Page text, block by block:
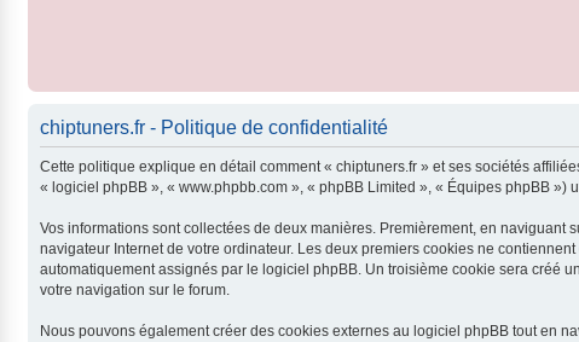
chiptuners.fr - Politique de confidentialité
Cette politique explique en détail comment « chiptuners.fr » et ses sociétés
« logiciel phpBB », « www.phpbb.com », « phpBB Limited », « Équipes phpBB
Vos informations sont collectées de deux manières. Premièrement, en
navigateur Internet de votre ordinateur. Les deux premiers cookies ne
automatiquement assignés par le logiciel phpBB. Un troisième cookie sera créé
votre navigation sur le forum.
Nous pouvons également créer des cookies externes au logiciel phpBB tout en